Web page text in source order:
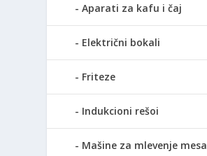
Aparati za kafu i čaj
Električni bokali
Friteze
Indukcioni rešoi
Mašine za mlevenje mesa